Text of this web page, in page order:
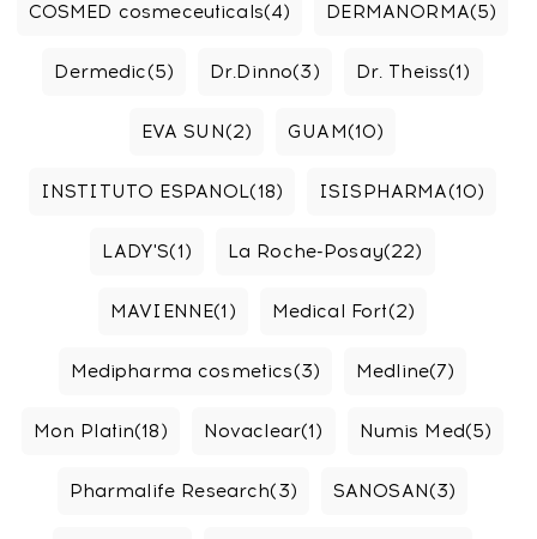
COSMED cosmeceuticals(4) DERMANORMA(5)
Dermedic(5) Dr.Dinno(3) Dr. Theiss(1)
EVA SUN(2) GUAM(10)
INSTITUTO ESPANOL(18) ISISPHARMA(10)
LADY'S(1) La Roche-Posay(22)
MAVIENNE(1) Medical Fort(2)
Medipharma cosmetics(3) Medline(7)
Mon Platin(18) Novaclear(1) Numis Med(5)
Pharmalife Research(3) SANOSAN(3)